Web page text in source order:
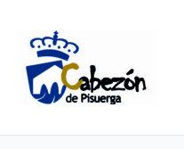
contenido